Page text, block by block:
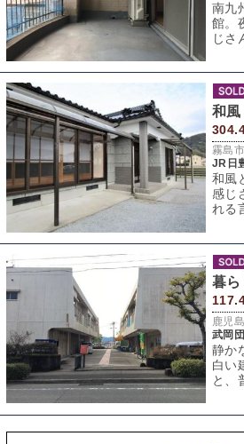
南九
館。
じさ
和
霧島
JR日
和風
感じ
れる
暮ら
鹿児
武岡
静か
白い
と、